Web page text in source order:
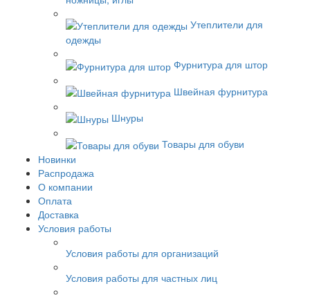
Утеплители для
одежды
Фурнитура для штор
Швейная фурнитура
Шнуры
Товары для обуви
Новинки
Распродажа
О компании
Оплата
Доставка
Условия работы
Условия работы для организаций
Условия работы для частных лиц